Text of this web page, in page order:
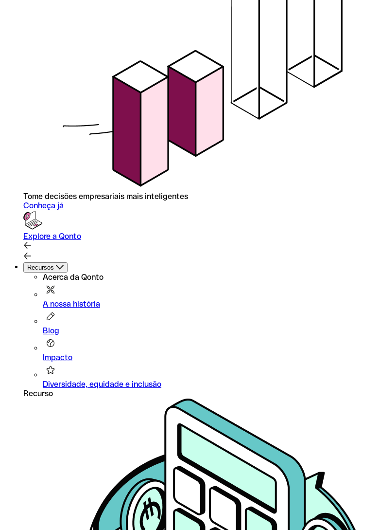
Tome decisões empresariais mais inteligentes
Conheça já
Explore a Qonto
Recursos
Acerca da Qonto
A nossa história
Blog
Impacto
Diversidade, equidade e inclusão
Recurso